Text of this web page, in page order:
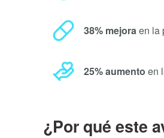
38% mejoraen la
25% aumento en
¿Por qué este